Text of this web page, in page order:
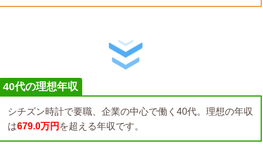
40代の理想年収
シチズン時計で要職、企業の中心で働く40代。理想の年収
は679.0万円 を超える年収です。